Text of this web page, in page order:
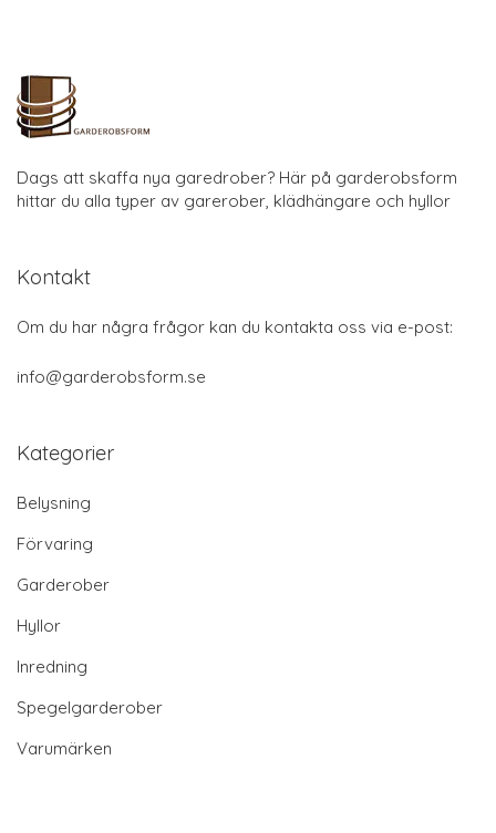
Dags att skaffa nya garedrober? Här på garderobsform
hittar du alla typer av garerober, klädhängare och hyllor
Kontakt
Om du har några frågor kan du kontakta oss via e-post:
info@garderobsform.se
Kategorier
Belysning
Förvaring
Garderober
Hyllor
Inredning
Spegelgarderober
Varumärken